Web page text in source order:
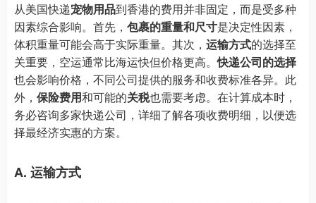
从美国快递宠物用品到香港的费用并非固定，而是受多种
因素综合影响。首先， 包裹的重量和尺寸是决定性因素，
体积重量可能会高于实际重量。其次， 运输方式的选择至
关重要，空运通常比海运快但价格更高。快递公司的选择
也会影响价格，不同公司提供的服务和收费标准各异。此
外， 保险费用和可能的关税也需要考虑。在计算成本时，
务必咨询多家快递公司，详细了解各项收费明细，以便选
择最经济实惠的方案。
A. 运输方式